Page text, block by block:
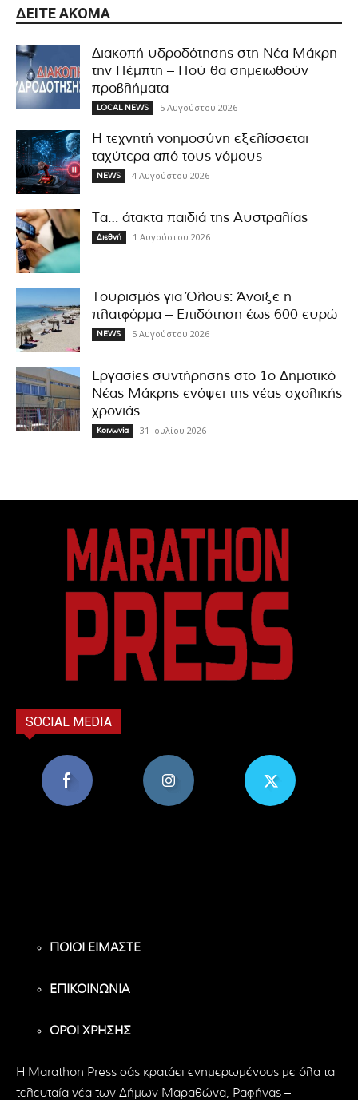
ΔΕΊΤΕ ΑΚΌΜΑ
Διακοπή υδροδότησης στη Νέα Μάκρη
την Πέμπτη – Πού θα σημειωθούν
προβλήματα
LOCAL NEWS 5 Αυγούστου 2026
Η τεχνητή νοημοσύνη εξελίσσεται
ταχύτερα από τους νόμους
NEWS 4 Αυγούστου 2026
Τα… άτακτα παιδιά της Αυστραλίας
Διεθνή 1 Αυγούστου 2026
Τουρισμός για Όλους: Άνοιξε η
πλατφόρμα – Επιδότηση έως 600 ευρώ
NEWS 5 Αυγούστου 2026
Εργασίες συντήρησης στο 1ο Δημοτικό
Νέας Μάκρης ενόψει της νέας σχολικής
χρονιάς
Κοινωνία 31 Ιουλίου 2026
SOCIAL MEDIA
ΠΟΙΟΙ ΕΙΜΑΣΤΕ
ΕΠΙΚΟΙΝΩΝΙΑ
ΟΡΟΙ ΧΡΗΣΗΣ
H Marathon Press σάς κρατάει ενημερωμένους με όλα τα
τελευταία νέα των Δήμων Μαραθώνα, Ραφήνας –